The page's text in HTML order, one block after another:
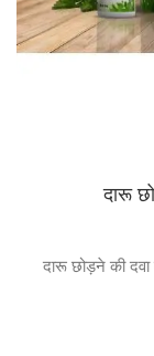
दारू
दारू छोड़ने की